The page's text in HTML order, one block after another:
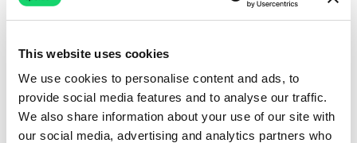
This website uses cookies
We use cookies to personalise content and ads, to
provide social media features and to analyse our traffic.
We also share information about your use of our site with
our social media, advertising and analytics partners who
diferentes locais, visualizar o mesmo histórico
específicos (por exemplo, Vendas vs. Suporte).
Isso garante que o influxo de engajamento
gerado pela sua automação seja tratado
profissionalmente.